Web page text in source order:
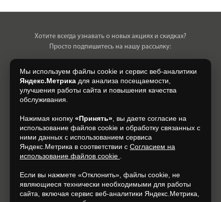
Хотите всегда узнавать о новых акциях и скидках?
Просто подпишитесь на нашу рассылку:
Нажимая на кнопку, я даю свое согласие на обработку моих
персональных данных, на условиях и для целей, определенных в
Подписаться
+7 (920) 150-77-00
Мы используем файлы cookie и сервис веб-аналитики
Яндекс.Метрика для анализа посещаемости,
улучшения работы сайта и повышения качества
обслуживания.
Нажимая кнопку «Принять» , вы даете согласие на
использование файлов cookie и обработку связанных с
ними данных с использованием сервиса
Яндекс.Метрика в соответствии с Согласием на
использование файлов cookie
Если вы нажмете «Отклонить», файлы cookie, не
являющиеся технически необходимыми для работы
сайта, включая сервис веб-аналитики Яндекс.Метрика,